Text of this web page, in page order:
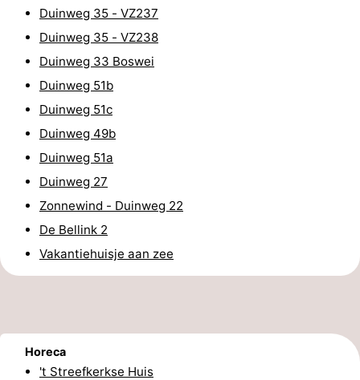
Delta-
paravliegen
Eten
drinken
Evenementen
Ringrijden
Zoutelande
Actief
Praktisch
Forum
Route
Nieuws
Medische
Duinweg 35 - VZ237
Duinweg 35 - VZ238
Duinweg 33 Boswei
Duinweg 51b
Duinweg 51c
Duinweg 49b
Duinweg 51a
Duinweg 27
Zonnewind - Duinweg 22
De Bellink 2
Vakantiehuisje aan zee
Horeca
't Streefkerkse Huis